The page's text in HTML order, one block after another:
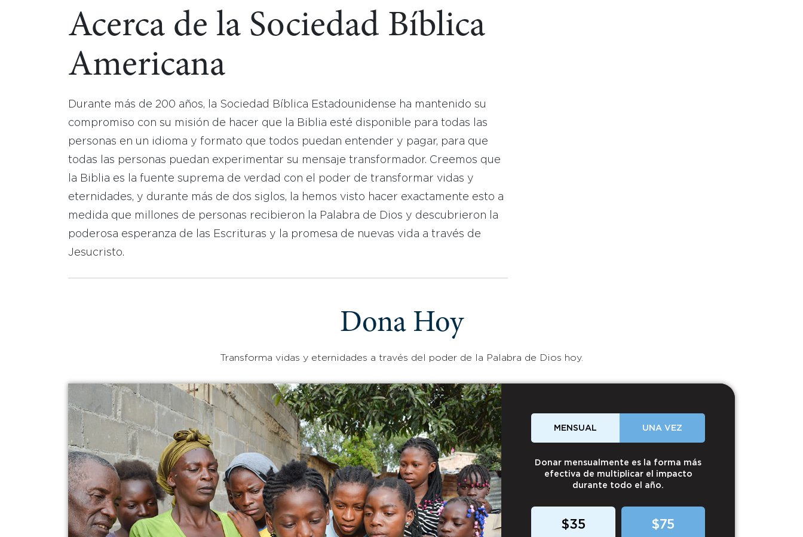
Acerca de la Sociedad Bíblica
Americana
Durante más de 200 años, la Sociedad Bíblica Estadounidense ha mantenido su
compromiso con su misión de hacer que la Biblia esté disponible para todas las
personas en un idioma y formato que todos puedan entender y pagar, para que
todas las personas puedan experimentar su mensaje transformador. Creemos que
la Biblia es la fuente suprema de verdad con el poder de transformar vidas y
eternidades, y durante más de dos siglos, la hemos visto hacer exactamente esto a
medida que millones de personas recibieron la Palabra de Dios y descubrieron la
poderosa esperanza de las Escrituras y la promesa de nuevas vida a través de
Jesucristo.
Dona Hoy
Transforma vidas y eternidades a través del poder de la Palabra de Dios hoy.
MENSUAL UNA VEZ
Donar mensualmente es la forma más
efectiva de multiplicar el impacto
durante todo el año.
$35 $75